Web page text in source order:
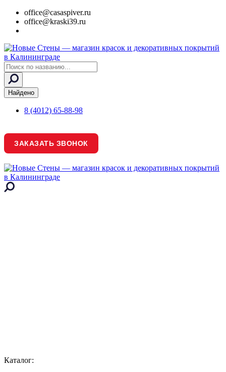
office@casaspiver.ru
office@kraski39.ru
Search
...
Найдено
8 (4012) 65-88-98
ЗАКАЗАТЬ ЗВОНОК
Каталог: